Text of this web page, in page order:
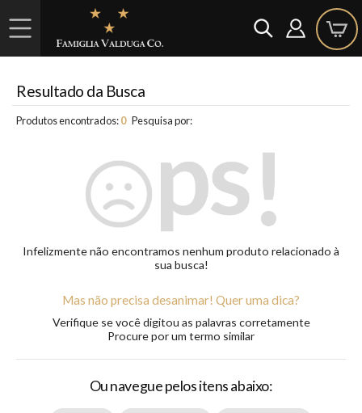
Resultado da Busca
Produtos encontrados:0 Pesquisa por:
Infelizmente não encontramos nenhum produto relacionado à
sua busca!
Mas não precisa desanimar! Quer uma dica?
Verifique se você digitou as palavras corretamente
Procure por um termo similar
Ou navegue pelos itens abaixo: